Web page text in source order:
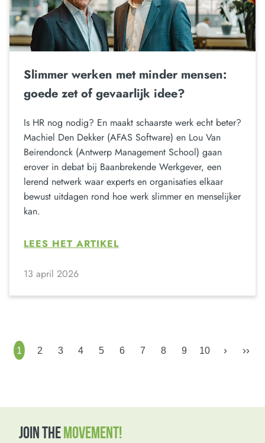
Slimmer werken met minder mensen:
goede zet of gevaarlijk idee?
Is HR nog nodig? En maakt schaarste werk echt beter?
Machiel Den Dekker (AFAS Software) en Lou Van
Beirendonck (Antwerp Management School) gaan
erover in debat bij Baanbrekende Werkgever, een
lerend netwerk waar experts en organisaties elkaar
bewust uitdagen rond hoe werk slimmer en menselijker
kan.
LEES HET ARTIKEL
13 april 2026
1 2 3 4 5 6 7 8 9 10 › ››
JOIN THEMOVEMENT!